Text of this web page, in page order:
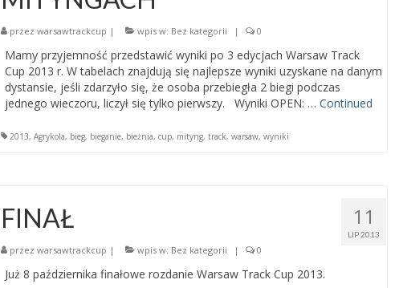
przez warsawtrackcup | wpis w: Bez kategorii | 0
Mamy przyjemność przedstawić wyniki po 3 edycjach Warsaw Track
Cup 2013 r. W tabelach znajdują się najlepsze wyniki uzyskane na danym
dystansie, jeśli zdarzyło się, że osoba przebiegła 2 biegi podczas
jednego wieczoru, liczył się tylko pierwszy. Wyniki OPEN: … Continued
2013, Agrykola, bieg, bieganie, bieżnia, cup, mityng, track, warsaw, wyniki
11
LIP 2013
FINAŁ
przez warsawtrackcup | wpis w: Bez kategorii | 0
Już 8 października finałowe rozdanie Warsaw Track Cup 2013.